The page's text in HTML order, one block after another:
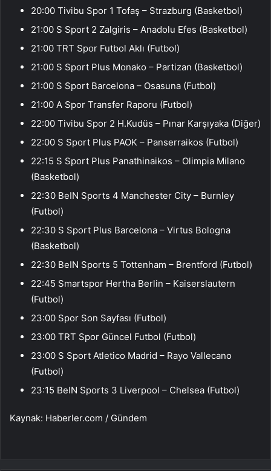
20:00 Tivibu Spor 1 Tofaş – Strazburg (Basketbol)
21:00 S Sport 2 Zalgiris – Anadolu Efes (Basketbol)
21:00 TRT Spor Futbol Aklı (Futbol)
21:00 S Sport Plus Monako – Partizan (Basketbol)
21:00 S Sport Barcelona – Osasuna (Futbol)
21:00 A Spor Transfer Raporu (Futbol)
22:00 Tivibu Spor 2 H.Kudüs – Pınar Karşıyaka (Diğer)
22:00 S Sport Plus PAOK – Panserraikos (Futbol)
22:15 S Sport Plus Panathinaikos – Olimpia Milano
(Basketbol)
22:30 BeIN Sports 4 Manchester City – Burnley
(Futbol)
22:30 S Sport Plus Barcelona – Virtus Bologna
(Basketbol)
22:30 BeIN Sports 5 Tottenham – Brentford (Futbol)
22:45 Smartspor Hertha Berlin – Kaiserslautern
(Futbol)
23:00 Spor Son Sayfası (Futbol)
23:00 TRT Spor Güncel Futbol (Futbol)
23:00 S Sport Atletico Madrid – Rayo Vallecano
(Futbol)
23:15 BeIN Sports 3 Liverpool – Chelsea (Futbol)
Kaynak: Haberler.com / Gündem